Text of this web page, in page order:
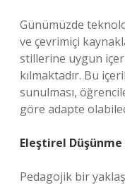
Günümüzde
ve çevrimiçi
stillerine uygun
kılmaktadır. Bu
sunulması,
göre adapte
Eleştirel
Pedagojik bir